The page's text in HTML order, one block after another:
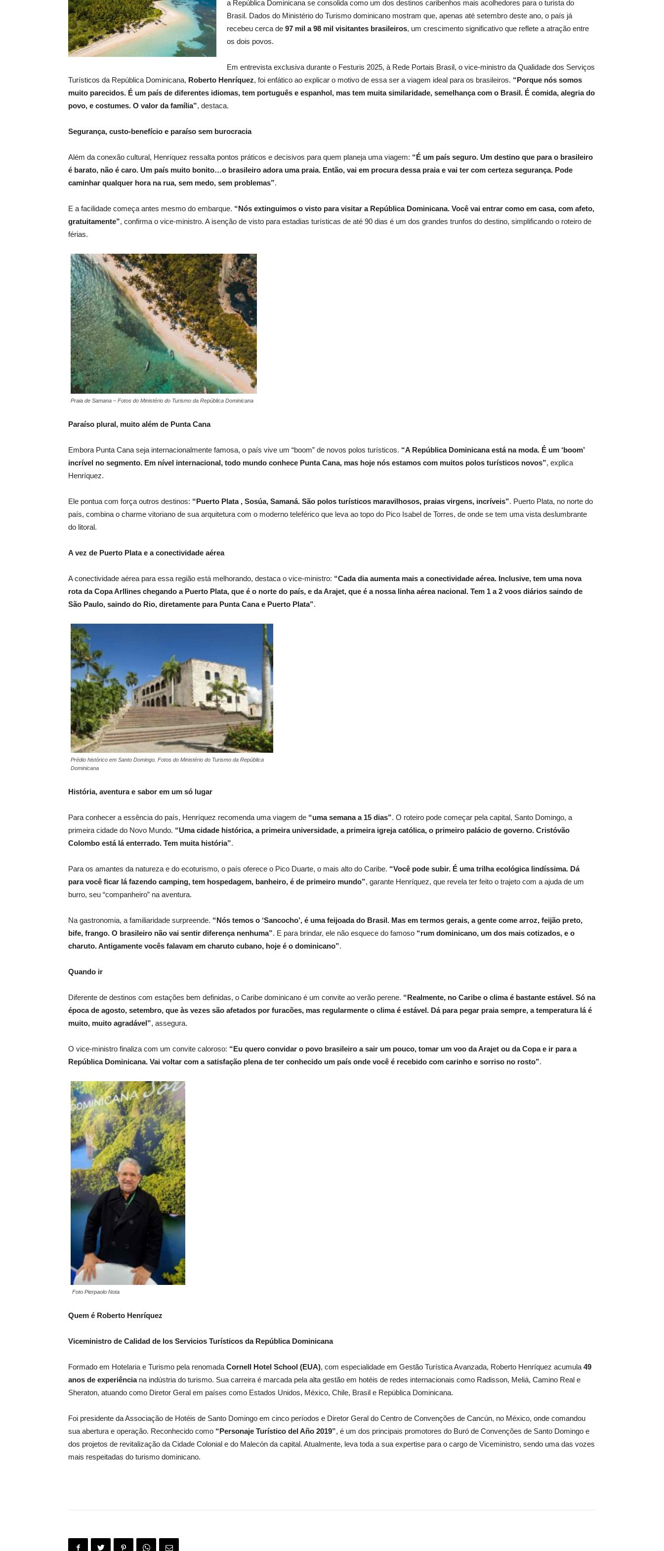
a República Dominicana se consolida como um dos destinos caribenhos mais acolhedores para o turista do
Brasil. Dados do Ministério do Turismo dominicano mostram que, apenas até setembro deste ano, o país já
recebeu cerca de 97 mil a 98 mil visitantes brasileiros, um crescimento significativo que reflete a atração entre
os dois povos.
Em entrevista exclusiva durante o Festuris 2025, à Rede Portais Brasil, o vice-ministro da Qualidade dos Serviços
Turísticos da República Dominicana, Roberto Henríquez, foi enfático ao explicar o motivo de essa ser a viagem ideal para os brasileiros. “Porque nós somos
muito parecidos. É um país de diferentes idiomas, tem português e espanhol, mas tem muita similaridade, semelhança com o Brasil. É comida, alegria do
povo, e costumes. O valor da família”, destaca.
Segurança, custo-benefício e paraíso sem burocracia
Além da conexão cultural, Henríquez ressalta pontos práticos e decisivos para quem planeja uma viagem: “É um país seguro. Um destino que para o brasileiro
é barato, não é caro. Um país muito bonito…o brasileiro adora uma praia. Então, vai em procura dessa praia e vai ter com certeza segurança. Pode
caminhar qualquer hora na rua, sem medo, sem problemas”.
E a facilidade começa antes mesmo do embarque. “Nós extinguimos o visto para visitar a República Dominicana. Você vai entrar como em casa, com afeto,
gratuitamente”, confirma o vice-ministro. A isenção de visto para estadias turísticas de até 90 dias é um dos grandes trunfos do destino, simplificando o roteiro de
férias.
Praia de Samana – Fotos do Ministério do Turismo da República Dominicana
Paraíso plural, muito além de Punta Cana
Embora Punta Cana seja internacionalmente famosa, o país vive um “boom” de novos polos turísticos. “A República Dominicana está na moda. É um ‘boom’
incrível no segmento. Em nível internacional, todo mundo conhece Punta Cana, mas hoje nós estamos com muitos polos turísticos novos”, explica
Henríquez.
Ele pontua com força outros destinos: “Puerto Plata , Sosúa, Samaná. São polos turísticos maravilhosos, praias virgens, incríveis”. Puerto Plata, no norte do
país, combina o charme vitoriano de sua arquitetura com o moderno teleférico que leva ao topo do Pico Isabel de Torres, de onde se tem uma vista deslumbrante
do litoral.
A vez de Puerto Plata e a conectividade aérea
A conectividade aérea para essa região está melhorando, destaca o vice-ministro: “Cada dia aumenta mais a conectividade aérea. Inclusive, tem uma nova
rota da Copa Arllines chegando a Puerto Plata, que é o norte do país, e da Arajet, que é a nossa linha aérea nacional. Tem 1 a 2 voos diários saindo de
São Paulo, saindo do Rio, diretamente para Punta Cana e Puerto Plata”.
Prédio histórico em Santo Domingo. Fotos do Ministério do Turismo da República
Dominicana
História, aventura e sabor em um só lugar
Para conhecer a essência do país, Henríquez recomenda uma viagem de “uma semana a 15 dias”. O roteiro pode começar pela capital, Santo Domingo, a
primeira cidade do Novo Mundo. “Uma cidade histórica, a primeira universidade, a primeira igreja católica, o primeiro palácio de governo. Cristóvão
Colombo está lá enterrado. Tem muita história”.
Para os amantes da natureza e do ecoturismo, o país oferece o Pico Duarte, o mais alto do Caribe. “Você pode subir. É uma trilha ecológica lindíssima. Dá
para você ficar lá fazendo camping, tem hospedagem, banheiro, é de primeiro mundo”, garante Henríquez, que revela ter feito o trajeto com a ajuda de um
burro, seu “companheiro” na aventura.
Na gastronomia, a familiaridade surpreende. “Nós temos o ‘Sancocho’, é uma feijoada do Brasil. Mas em termos gerais, a gente come arroz, feijão preto,
bife, frango. O brasileiro não vai sentir diferença nenhuma”. E para brindar, ele não esquece do famoso “rum dominicano, um dos mais cotizados, e o
charuto. Antigamente vocês falavam em charuto cubano, hoje é o dominicano”.
Quando ir
Diferente de destinos com estações bem definidas, o Caribe dominicano é um convite ao verão perene. “Realmente, no Caribe o clima é bastante estável. Só na
época de agosto, setembro, que às vezes são afetados por furacões, mas regularmente o clima é estável. Dá para pegar praia sempre, a temperatura lá é
muito, muito agradável”, assegura.
O vice-ministro finaliza com um convite caloroso: “Eu quero convidar o povo brasileiro a sair um pouco, tomar um voo da Arajet ou da Copa e ir para a
República Dominicana. Vai voltar com a satisfação plena de ter conhecido um país onde você é recebido com carinho e sorriso no rosto”.
Foto Pierpaolo Nota
Quem é Roberto Henríquez
Viceministro de Calidad de los Servicios Turísticos da República Dominicana
Formado em Hotelaria e Turismo pela renomada Cornell Hotel School (EUA), com especialidade em Gestão Turística Avanzada, Roberto Henríquez acumula 49
anos de experiênciana indústria do turismo. Sua carreira é marcada pela alta gestão em hotéis de redes internacionais como Radisson, Meliá, Camino Real e
Sheraton, atuando como Diretor Geral em países como Estados Unidos, México, Chile, Brasil e República Dominicana.
Foi presidente da Associação de Hotéis de Santo Domingo em cinco períodos e Diretor Geral do Centro de Convenções de Cancún, no México, onde comandou
sua abertura e operação. Reconhecido como “Personaje Turístico del Año 2019”, é um dos principais promotores do Buró de Convenções de Santo Domingo e
dos projetos de revitalização da Cidade Colonial e do Malecón da capital. Atualmente, leva toda a sua expertise para o cargo de Viceministro, sendo uma das vozes
mais respeitadas do turismo dominicano.